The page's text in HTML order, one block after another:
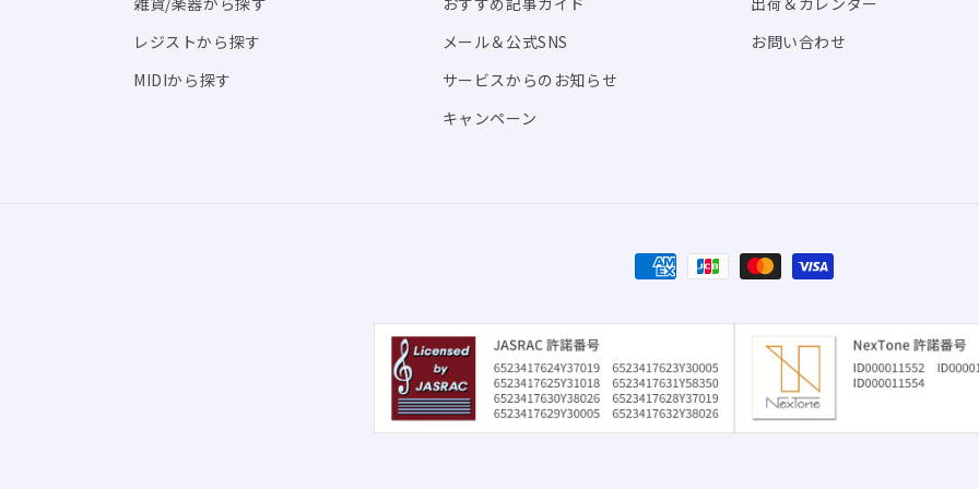
レジストから探す
MIDIから探す
メール＆公式SNS
サービスからのお知らせ
キャンペーン
お問い合わせ
方
法